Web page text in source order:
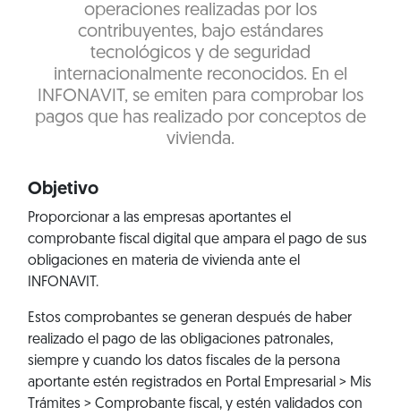
operaciones realizadas por los
contribuyentes, bajo estándares
tecnológicos y de seguridad
internacionalmente reconocidos. En el
INFONAVIT, se emiten para comprobar los
pagos que has realizado por conceptos de
vivienda.
Objetivo
Proporcionar a las empresas aportantes el
comprobante fiscal digital que ampara el pago de sus
obligaciones en materia de vivienda ante el
INFONAVIT.
Estos comprobantes se generan después de haber
realizado el pago de las obligaciones patronales,
siempre y cuando los datos fiscales de la persona
aportante estén registrados en Portal Empresarial > Mis
Trámites > Comprobante fiscal , y estén validados con